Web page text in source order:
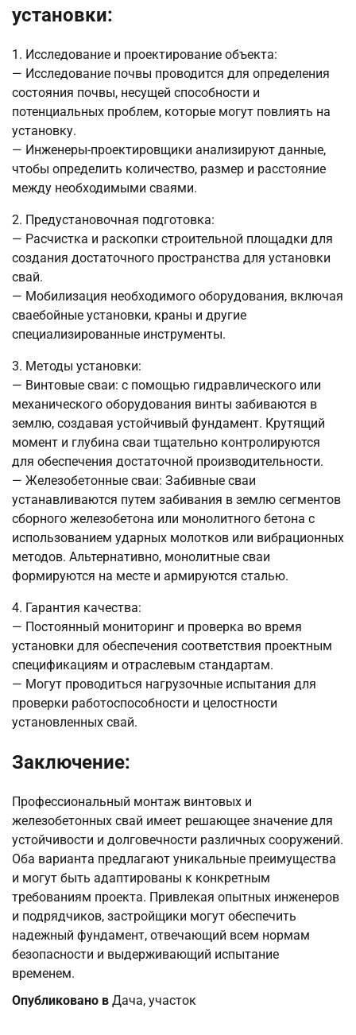
установки:
1. Исследование и проектирование объекта:
— Исследование почвы проводится для определения
состояния почвы, несущей способности и
потенциальных проблем, которые могут повлиять на
установку.
— Инженеры-проектировщики анализируют данные,
чтобы определить количество, размер и расстояние
между необходимыми сваями.
2. Предустановочная подготовка:
— Расчистка и раскопки строительной площадки для
создания достаточного пространства для установки
свай.
— Мобилизация необходимого оборудования, включая
сваебойные установки, краны и другие
специализированные инструменты.
3. Методы установки:
— Винтовые сваи: с помощью гидравлического или
механического оборудования винты забиваются в
землю, создавая устойчивый фундамент. Крутящий
момент и глубина сваи тщательно контролируются
для обеспечения достаточной производительности.
— Железобетонные сваи: Забивные сваи
устанавливаются путем забивания в землю сегментов
сборного железобетона или монолитного бетона с
использованием ударных молотков или вибрационных
методов. Альтернативно, монолитные сваи
формируются на месте и армируются сталью.
4. Гарантия качества:
— Постоянный мониторинг и проверка во время
установки для обеспечения соответствия проектным
спецификациям и отраслевым стандартам.
— Могут проводиться нагрузочные испытания для
проверки работоспособности и целостности
установленных свай.
Заключение:
Профессиональный монтаж винтовых и
железобетонных свай имеет решающее значение для
устойчивости и долговечности различных сооружений.
Оба варианта предлагают уникальные преимущества
и могут быть адаптированы к конкретным
требованиям проекта. Привлекая опытных инженеров
и подрядчиков, застройщики могут обеспечить
надежный фундамент, отвечающий всем нормам
безопасности и выдерживающий испытание
временем.
Опубликовано в Дача, участок